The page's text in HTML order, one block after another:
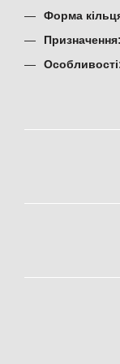
Форма
Призначення: